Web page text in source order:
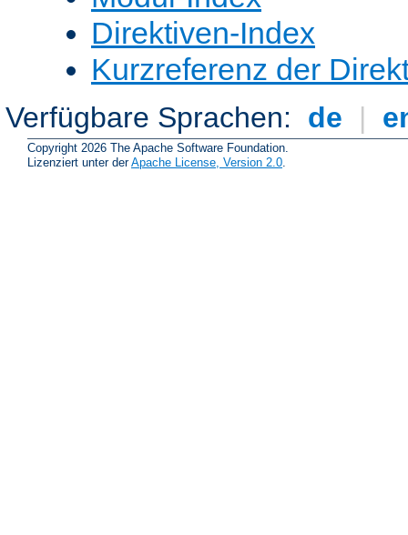
Direktiven-Index
Kurzreferenz der
Verfügbare Sprachen: de |
Copyright 2026 The Apache Software Foundation.
Lizenziert unter derApache License, Version 2.0.